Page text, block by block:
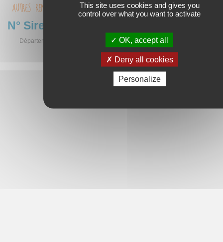
AUTRES RENSEIGNEMENTS
N° Siret
Département de la Lozère - BP 24 - 48001 Mende CEDEX - Téléphone :
www.lozere.fr-Mentions légales
This site uses cookies and gives you
control over what you want to activate
OK, accept all
Deny all cookies
Personalize